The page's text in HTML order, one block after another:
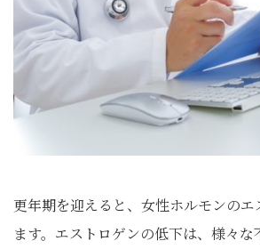
更年期を迎えると、女性ホルモンの
ます。エストロゲンの低下は、様々